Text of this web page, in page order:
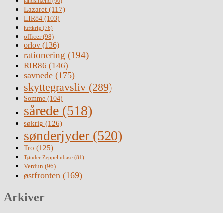
Lazaret (117)
LIR84 (103)
luftkrig (76)
officer(98)
orlov (136)
rationering (194)
RIR86 (146)
savnede (175)
skyttegravsliv (289)
Somme (104)
sårede (518)
søkrig (126)
sønderjyder (520)
Tro (125)
Tønder Zeppelinbase (81)
Verdun (96)
østfronten (169)
Arkiver